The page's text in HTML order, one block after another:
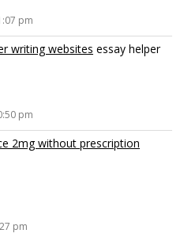
pm
writing websites essay helper
pm
2mg without prescription
pm